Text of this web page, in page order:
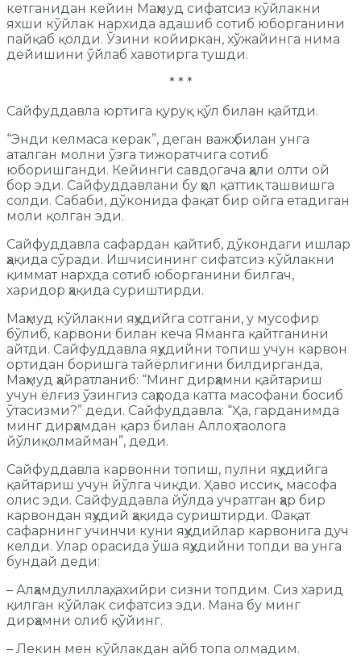
кетганидан кейин Маҳмуд сифатсиз кўйлакни
яхши кўйлак нархида адашиб сотиб юборганини
пайқаб қолди. Ўзини койиркан, хўжайинга нима
дейишини ўйлаб хавотирга тушди.
* * *
Сайфуддавла юртига қуруқ қўл билан қайтди.
“Энди келмаса керак”, деган важҳ билан унга
аталган молни ўзга тижоратчига сотиб
юборишганди. Кейинги савдогача ҳали олти ой
бор эди. Сайфуддавлани бу ҳол қаттиқ ташвишга
солди. Сабаби, дўконида фақат бир ойга етадиган
моли қолган эди.
Сайфуддавла сафардан қайтиб, дўкондаги ишлар
ҳақида сўради. Ишчисининг сифатсиз кўйлакни
қиммат нархда сотиб юборганини билгач,
харидор ҳақида суриштирди.
Маҳмуд кўйлакни яҳудийга сотгани, у мусофир
бўлиб, карвони билан кеча Яманга қайтганини
айтди. Сайфуддавла яҳудийни топиш учун карвон
ортидан боришга тайёрлигини билдирганда,
Маҳмуд ҳайратланиб: “Минг дирҳамни қайтариш
учун ёлғиз ўзингиз саҳрода катта масофани босиб
ўтасизми?” деди. Сайфуддавла: “Ҳа, гарданимда
минг дирҳамдан қарз билан Аллоҳ таолога
йўлиқолмайман”, деди.
Сайфуддавла карвонни топиш, пулни яҳудийга
қайтариш учун йўлга чиқди. Ҳаво иссиқ, масофа
олис эди. Сайфуддавла йўлда учратган ҳар бир
карвондан яҳудий ҳақида суриштирди. Фақат
сафарнинг учинчи куни яҳудийлар карвонига дуч
келди. Улар орасида ўша яҳудийни топди ва унга
бундай деди:
– Алҳамдулиллаҳ, ахийри сизни топдим. Сиз харид
қилган кўйлак сифатсиз эди. Мана бу минг
дирҳамни олиб қўйинг.
– Лекин мен кўйлакдан айб топа олмадим.